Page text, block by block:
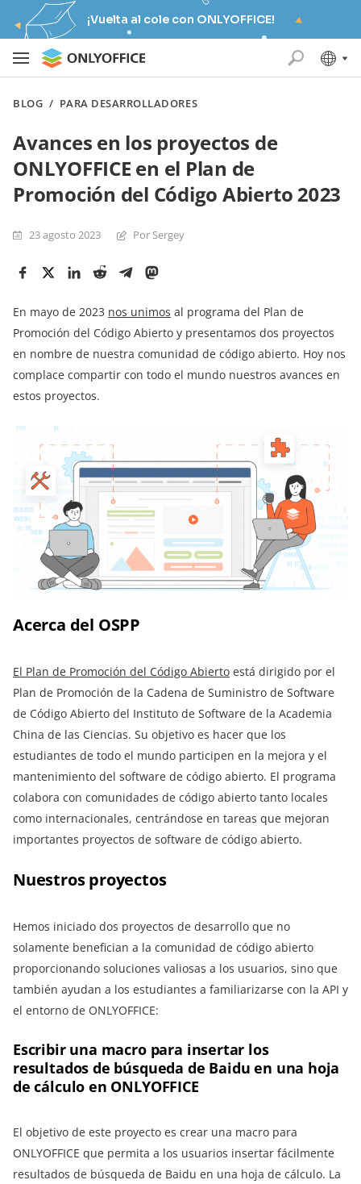
¡Vuelta al cole con ONLYOFFICE!
BLOG / PARA DESARROLLADORES
Avances en los proyectos de
ONLYOFFICE en el Plan de
Promoción del Código Abierto 2023
23 agosto 2023 Por Sergey
En mayo de 2023 nos unimos al programa del Plan de
Promoción del Código Abierto y presentamos dos proyectos
en nombre de nuestra comunidad de código abierto. Hoy nos
complace compartir con todo el mundo nuestros avances en
estos proyectos.
Acerca del OSPP
El Plan de Promoción del Código Abierto está dirigido por el
Plan de Promoción de la Cadena de Suministro de Software
de Código Abierto del Instituto de Software de la Academia
China de las Ciencias. Su objetivo es hacer que los
estudiantes de todo el mundo participen en la mejora y el
mantenimiento del software de código abierto. El programa
colabora con comunidades de código abierto tanto locales
como internacionales, centrándose en tareas que mejoran
importantes proyectos de software de código abierto.
Nuestros proyectos
Hemos iniciado dos proyectos de desarrollo que no
solamente benefician a la comunidad de código abierto
proporcionando soluciones valiosas a los usuarios, sino que
también ayudan a los estudiantes a familiarizarse con la API y
el entorno de ONLYOFFICE:
Escribir una macro para insertar los
resultados de búsqueda de Baidu en una hoja
de cálculo en ONLYOFFICE
El objetivo de este proyecto es crear una macro para
ONLYOFFICE que permita a los usuarios insertar fácilmente
resultados de búsqueda de Baidu en una hoja de cálculo. La